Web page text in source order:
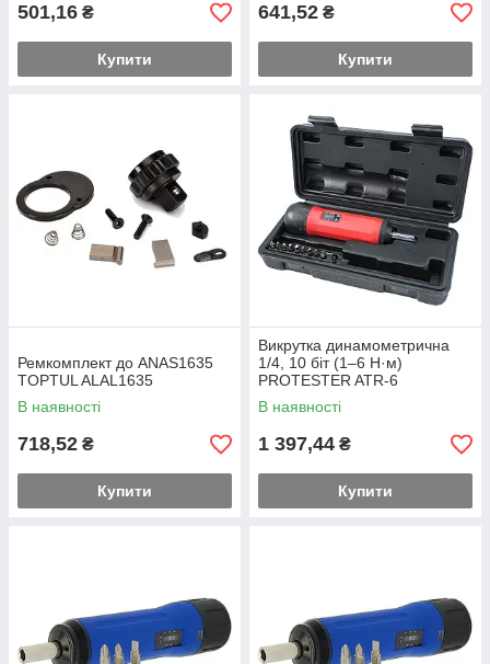
501,16 ₴
Купити
641,52 ₴
Купити
Ремкомплект до ANAS1635
TOPTUL ALAL1635
В наявності
718,52 ₴
Купити
Викрутка динамометрична
1/4, 10 біт (1–6 Н·м)
PROTESTER ATR-6
В наявності
1 397,44 ₴
Купити